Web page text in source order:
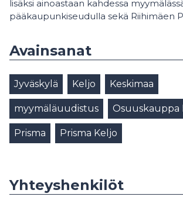
lisäksi ainoastaan kahdessa
pääkaupunkiseudulla sekä Riihimäen
Avainsanat
Jyväskylä Keljo Keskimaa
myymäläuudistus Osuuskauppa
Prisma Prisma Keljo
Yhteyshenkilöt